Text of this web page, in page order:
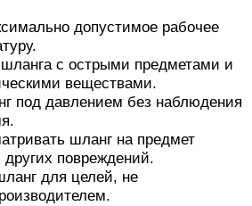
допустимое рабочее
шланга с острыми предметами и
веществами.
под давлением без наблюдения
шланг на предмет
повреждений.
для целей, не